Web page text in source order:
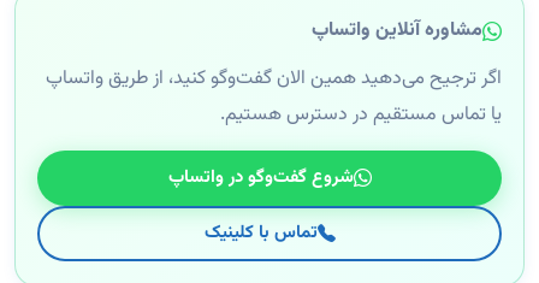
مشاوره آنلاین واتساپ
اگر ترجیح می‌دهید همین الان گفت‌وگو کنید، از طریق واتساپ
یا تماس مستقیم در دسترس هستیم.
شروع گفت‌وگو در واتساپ
تماس با کلینیک